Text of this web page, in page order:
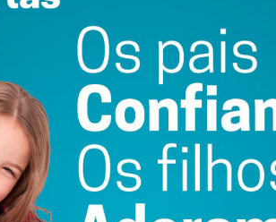
do Imediato
forma regular a informação